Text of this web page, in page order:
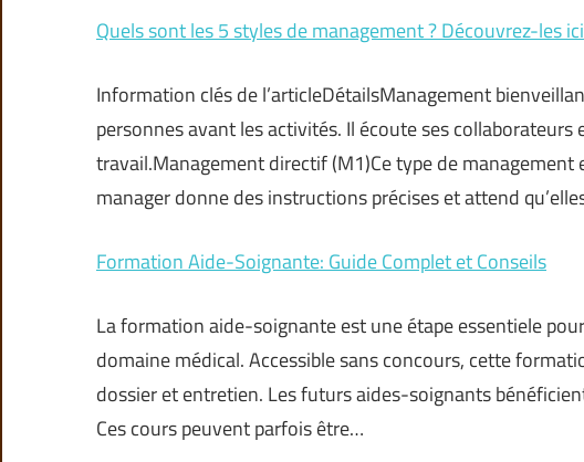
Quels sont les 5 styles de management ? Découvrez-les ici
Information clés de l’articleDétailsManagement
personnes avant les activités. Il écoute ses
travail.Management directif (M1)Ce type de
manager donne des instructions précises et attend
Formation Aide-Soignante: Guide Complet et Conseils
La formation aide-soignante est une étape essentiele
domaine médical. Accessible sans concours, cette
dossier et entretien. Les futurs aides-soignants
Ces cours peuvent parfois être…